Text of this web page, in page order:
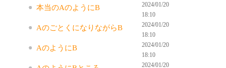
本当のAのようにB
2024/01/20
18:10
AのごとくになりながらB
2024/01/20
18:10
AのようにB
2024/01/20
18:10
2024/01/20